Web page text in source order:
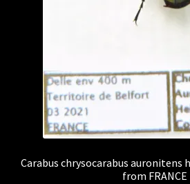
Carabus chrysocarabus auronitens
from FRANCE